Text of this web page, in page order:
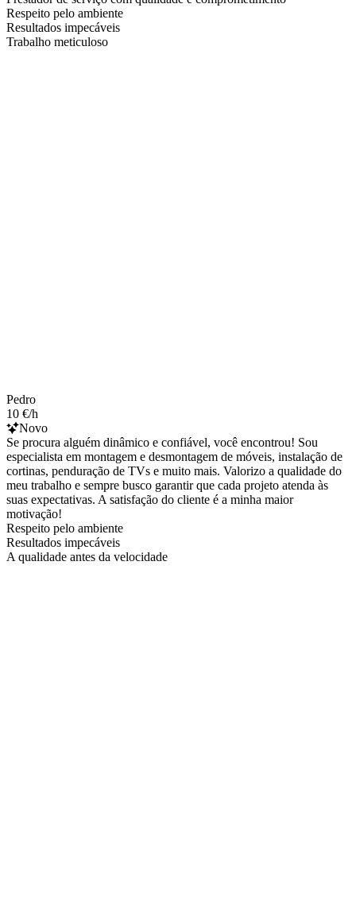
Respeito pelo ambiente
Resultados impecáveis
Trabalho meticuloso
Pedro
10 €/h
Novo
Se procura alguém dinâmico e confiável, você encontrou! Sou
especialista em montagem e desmontagem de móveis, instalação de
cortinas, penduração de TVs e muito mais. Valorizo a qualidade do
meu trabalho e sempre busco garantir que cada projeto atenda às
suas expectativas. A satisfação do cliente é a minha maior
motivação!
Respeito pelo ambiente
Resultados impecáveis
A qualidade antes da velocidade